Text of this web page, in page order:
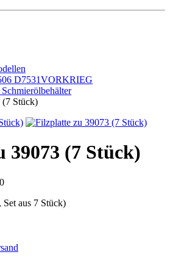
D7531VORKRIEG
(7 Stück)
39073 (7 Stück)
aus 7 Stück)